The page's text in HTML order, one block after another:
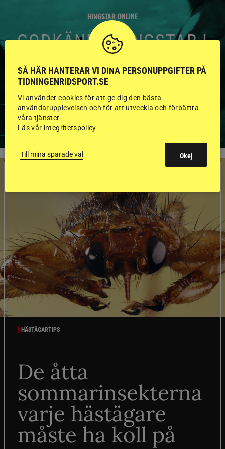
HINGSTAR ONLINE
GODKÄNDA HINGSTAR I
FLERA KATEGORIER MED
BILDER OCH FAKTA
HÄSTÄGARTIPS
De åtta
sommarinsekterna
varje hästägare
måste ha koll på
SÅ HÄR HANTERAR VI DINA PERSONUPPGIFTER PÅ
TIDNINGENRIDSPORT.SE
Vi använder cookies för att ge dig den bästa
användarupplevelsen och för att utveckla och förbättra
våra tjänster.
Läs vår integritetspolicy
Till mina sparade val Okej